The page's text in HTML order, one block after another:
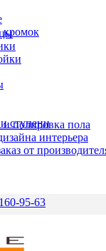
кромок
ступени
полировка пола
интерьера
от
95-63